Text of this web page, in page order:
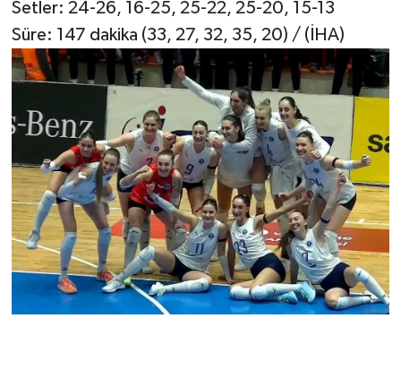
Setler: 24-26, 16-25, 25-22, 25-20, 15-13
Süre: 147 dakika (33, 27, 32, 35, 20) / (İHA)